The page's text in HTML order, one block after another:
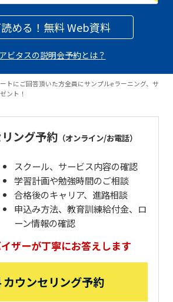
める！無料 Web資料
アビタスの説明会予約とは？
トにご回答頂いた方全員にサンプルeラーニング、サ
ント！
ング予約（オンライン/お電話）
スクール、サービス内容の確認
学習計画や勉強時間のご相談
合格後のキャリア、進路相談
申込み方法、教育訓練給付金、ロ
ーン情報の確認
ザーが丁寧にお答えします
カウンセリング予約